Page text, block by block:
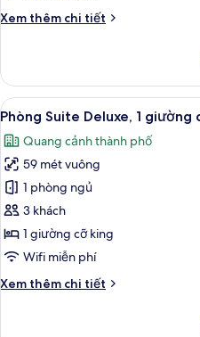
Xem thêm chi tiết
Chi
Phòng,
giường
king
Xem
tất
cả
ảnh
Phòng
Suite
Deluxe,
1
cỡ
13
Phòng Suite Deluxe, 1 giường
Quang cảnh thành phố
59 mét vuông
1 phòng ngủ
3 khách
1 giường cỡ king
Wifi miễn phí
Xem thêm chi tiết
Chi